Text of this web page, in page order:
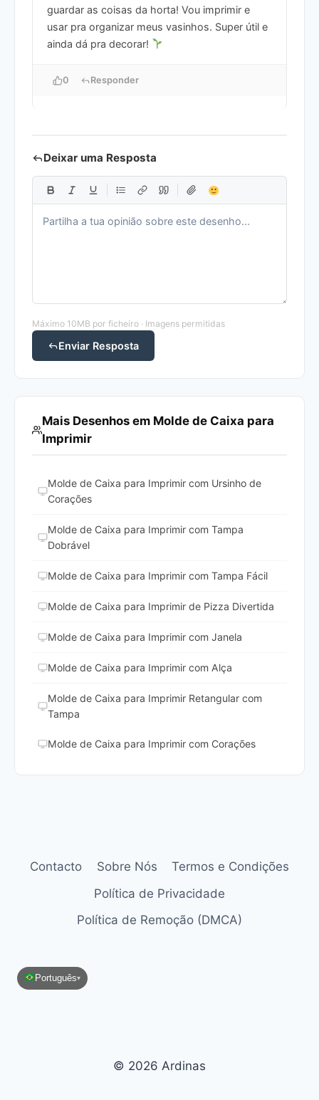
guardar as coisas da horta! Vou imprimir e
usar pra organizar meus vasinhos. Super útil e
ainda dá pra decorar!
0 Responder
Deixar uma Resposta
Máximo 10MB por ficheiro · Imagens permitidas
Enviar Resposta
Mais Desenhos em Molde de Caixa para
Imprimir
Molde de Caixa para Imprimir com Ursinho de
Corações
Molde de Caixa para Imprimir com Tampa
Dobrável
Molde de Caixa para Imprimir com Tampa Fácil
Molde de Caixa para Imprimir de Pizza Divertida
Molde de Caixa para Imprimir com Janela
Molde de Caixa para Imprimir com Alça
Molde de Caixa para Imprimir Retangular com
Tampa
Molde de Caixa para Imprimir com Corações
Contacto Sobre Nós
Termos e Condições
Política de Privacidade
Política de Remoção (DMCA)
Português▾
© 2026 Ardinas